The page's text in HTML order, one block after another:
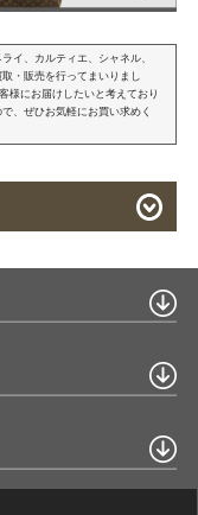
イ、カルティエ、シャネル、
・販売を行ってまいりまし
様にお届けしたいと考えており
、ぜひお気軽にお買い求めく